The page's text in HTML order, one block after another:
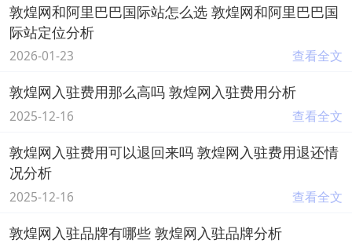
敦煌网和阿里巴巴国际站怎么选 敦煌网和阿里巴巴国
际站定位分析
2026-01-23 查看全文
敦煌网入驻费用那么高吗 敦煌网入驻费用分析
2025-12-16 查看全文
敦煌网入驻费用可以退回来吗 敦煌网入驻费用退还情
况分析
2025-12-16 查看全文
敦煌网入驻品牌有哪些 敦煌网入驻品牌分析